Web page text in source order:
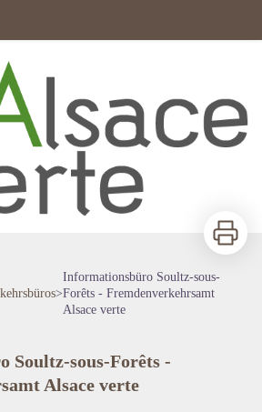
Zu
>
Informationsbüro Soultz-sous-
Forêts - Fremdenverkehrsamt
Alsace verte
Soultz-sous-Forêts -
Alsace verte